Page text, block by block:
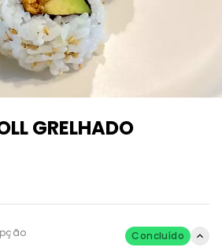
GRELHADO
Concluído